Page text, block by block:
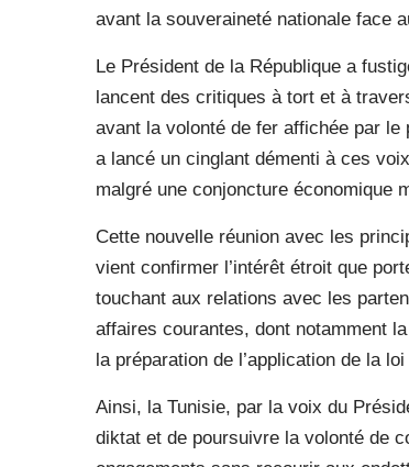
avant la souveraineté nationale face
Le Président de la République a
lancent des critiques à tort et à
avant la volonté de fer affichée par le
a lancé un cinglant démenti à ces
malgré une conjoncture économique
Cette nouvelle réunion avec les
vient confirmer l’intérêt étroit que
touchant aux relations avec les
affaires courantes, dont notamment
la préparation de l’application de la
Ainsi, la Tunisie, par la voix du
diktat et de poursuivre la volonté de